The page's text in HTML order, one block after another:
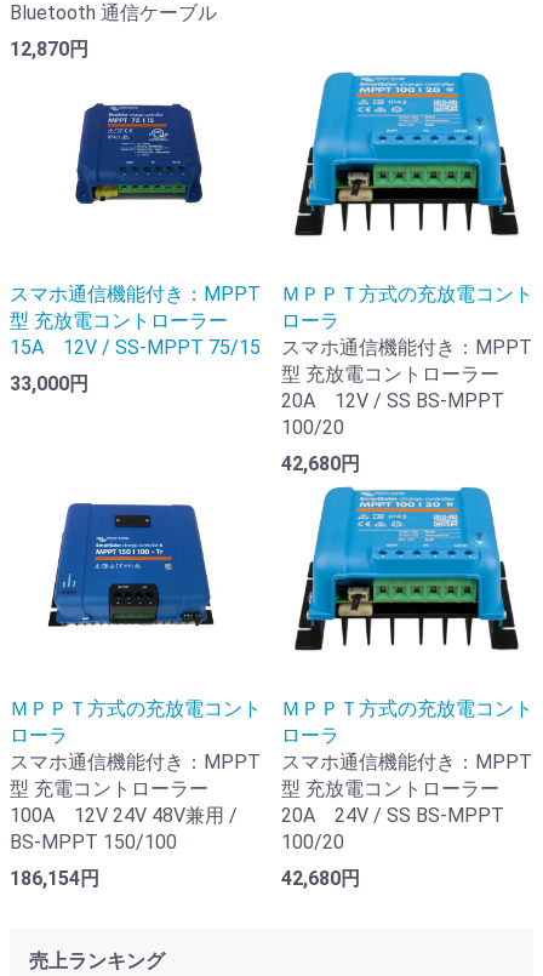
Bluetooth 通信ケーブル
12,870円
スマホ通信機能付き：MPPT
型 充放電コントローラー
15A 12V / SS-MPPT 75/15
33,000円
ＭＰＰＴ方式の充放電コント
ローラ
スマホ通信機能付き：MPPT
型 充放電コントローラー
20A 12V / SS BS-MPPT
100/20
42,680円
ＭＰＰＴ方式の充放電コント
ローラ
スマホ通信機能付き：MPPT
型 充電コントローラー
100A 12V 24V 48V兼用 /
BS-MPPT 150/100
186,154円
ＭＰＰＴ方式の充放電コント
ローラ
スマホ通信機能付き：MPPT
型 充放電コントローラー
20A 24V / SS BS-MPPT
100/20
42,680円
売上ランキング